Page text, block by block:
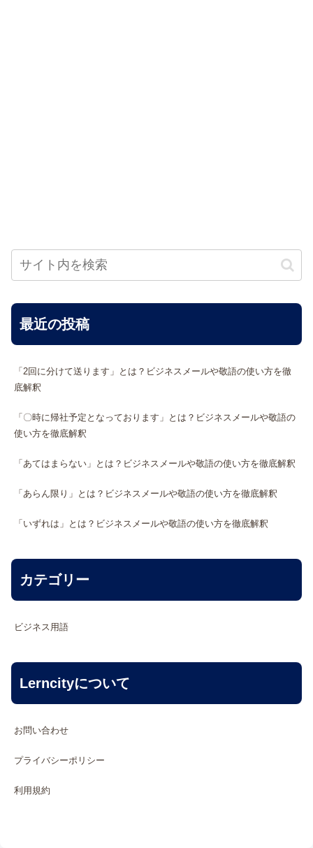
最近の投稿
「2回に分けて送ります」とは？ビジネスメールや敬語の使い方を徹
底解釈
「〇時に帰社予定となっております」とは？ビジネスメールや敬語の
使い方を徹底解釈
「あてはまらない」とは？ビジネスメールや敬語の使い方を徹底解釈
「あらん限り」とは？ビジネスメールや敬語の使い方を徹底解釈
「いずれは」とは？ビジネスメールや敬語の使い方を徹底解釈
カテゴリー
ビジネス用語
Lerncityについて
お問い合わせ
プライバシーポリシー
利用規約